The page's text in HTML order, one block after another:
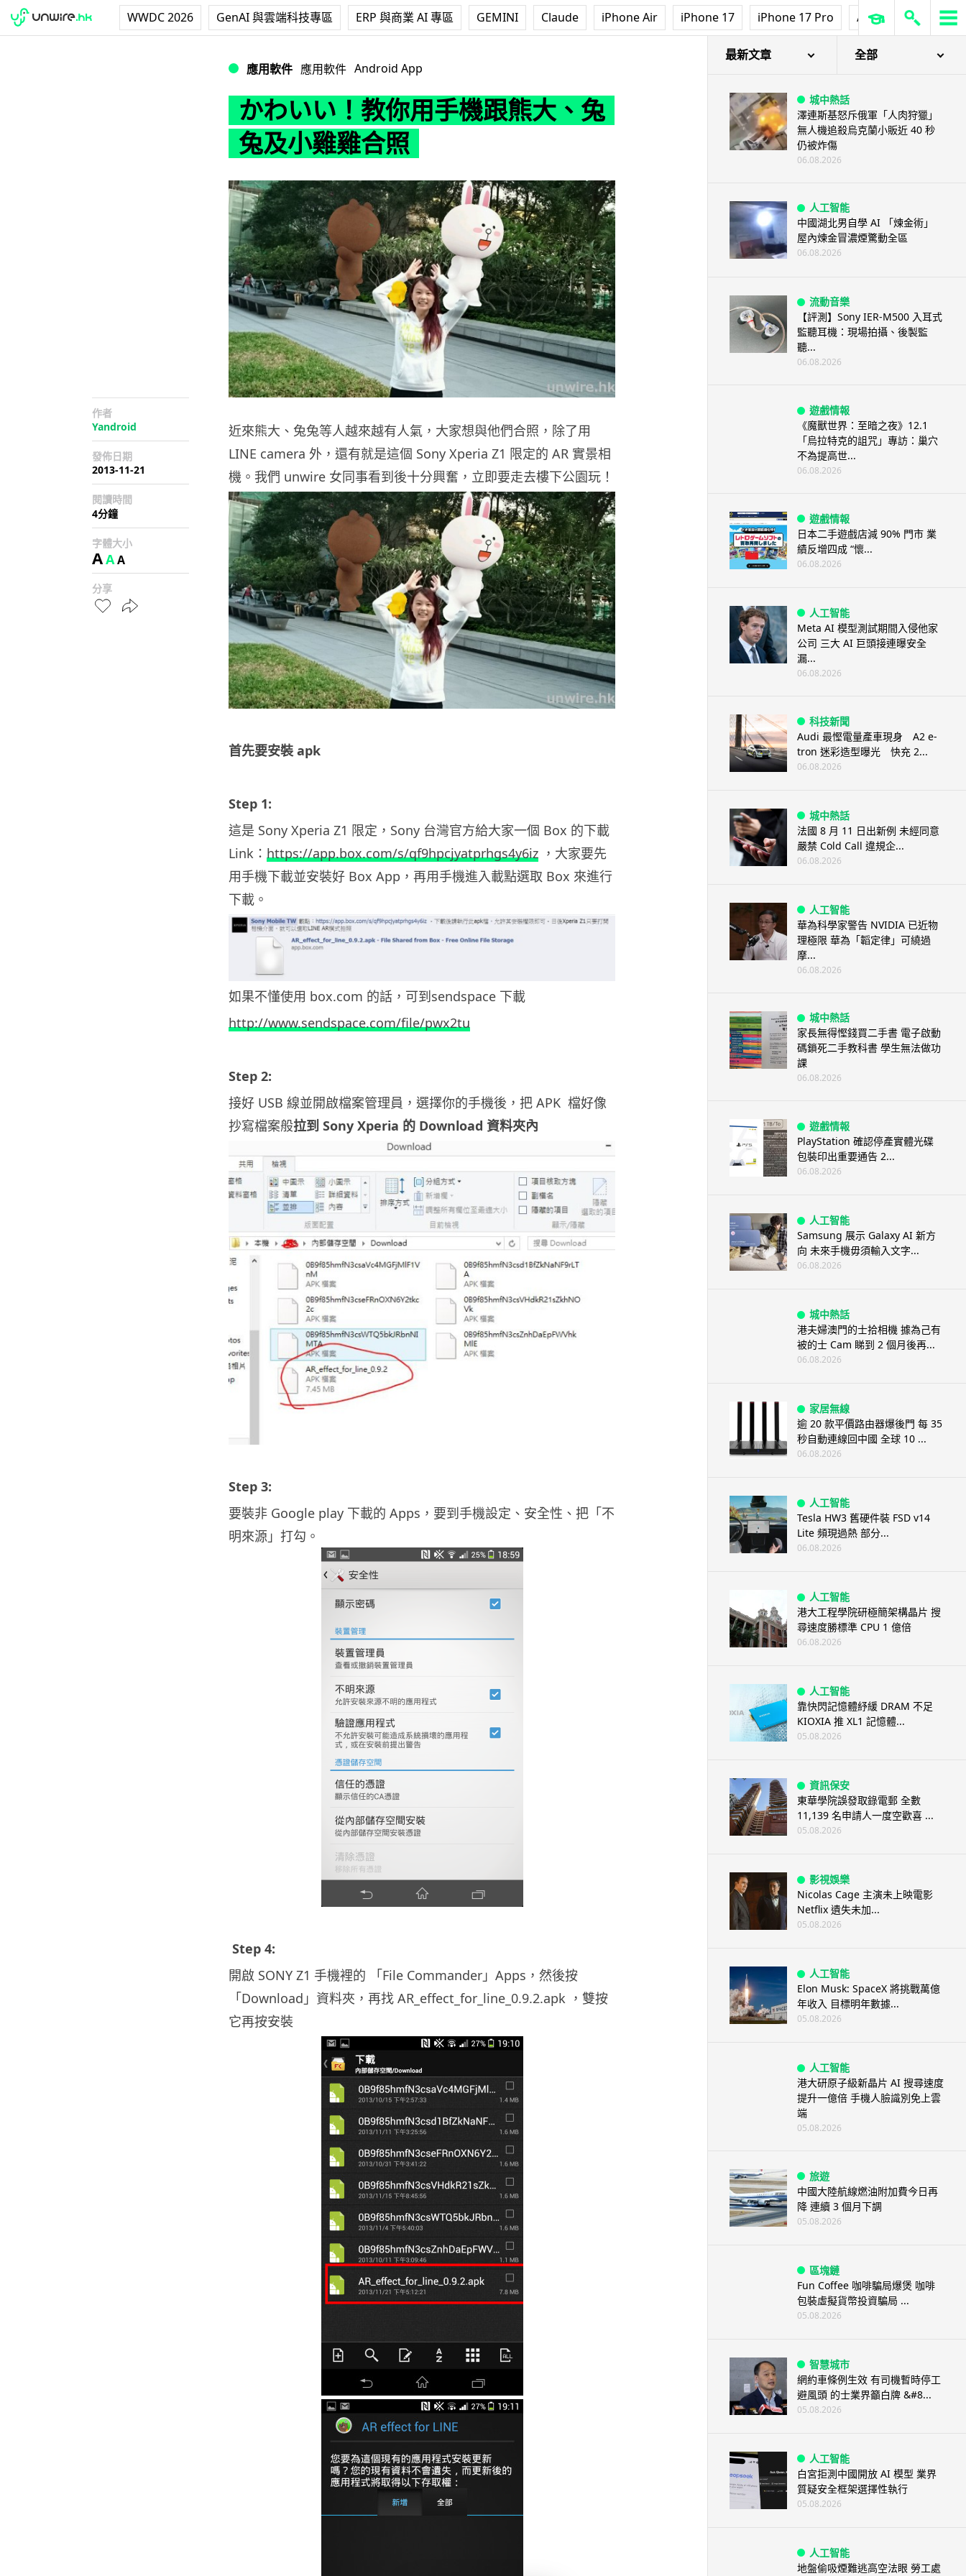
WWDC 2026 GenAI 與雲端科技專區 ERP 與商業 AI 專區 GEMINI Claude iPhone Air iPhone 17 iPhone 17 Pro AirPods Pro 3
應用軟件 應用軟件 Android App
かわいい！教你用手機跟熊大、兔
兔及小雞雞合照
作者
Yandroid
發佈日期
2013-11-21
閱讀時間
4分鐘
字體大小
AAA
分享
近來熊大、兔兔等人越來越有人氣，大家想與他們合照，除了用
LINE camera 外，還有就是這個 Sony Xperia Z1 限定的 AR 實景相
機。我們 unwire 女同事看到後十分興奮，立即要走去樓下公園玩！
首先要安裝 apk
Step 1:
這是 Sony Xperia Z1 限定，Sony 台灣官方給大家一個 Box 的下載
Link： https://app.box.com/s/qf9hpcjyatprhgs4y6iz ，大家要先
用手機下載並安裝好 Box App，再用手機進入載點選取 Box 來進行
下載。
如果不懂使用 box.com 的話，可到sendspace 下載
http://www.sendspace.com/file/pwx2tu
Step 2:
接好 USB 線並開啟檔案管理員，選擇你的手機後，把 APK 檔好像
抄寫檔案般拉到 Sony Xperia 的 Download 資料夾內
Step 3:
要裝非 Google play 下載的 Apps，要到手機設定、安全性、把「不
明來源」打勾。
Step 4:
開啟 SONY Z1 手機裡的 「File Commander」Apps，然後按
「Download」資料夾，再找 AR_effect_for_line_0.9.2.apk ，雙按
它再按安裝
最新文章 全部
城中熱話
澤連斯基怒斥俄軍「人肉狩獵」
無人機追殺烏克蘭小販近 40 秒
仍被炸傷
06.08.2026
人工智能
中國湖北男自學 AI 「煉金術」
屋內煉金冒濃煙驚動全區
06.08.2026
流動音樂
【評測】Sony IER-M500 入耳式
監聽耳機：現場拍攝、後製監
聽...
06.08.2026
遊戲情報
《魔獸世界：至暗之夜》12.1
「烏拉特克的詛咒」專訪：巢穴
不為提高世...
06.08.2026
遊戲情報
日本二手遊戲店減 90% 門市 業
績反增四成 “懷...
06.08.2026
人工智能
Meta AI 模型測試期間入侵他家
公司 三大 AI 巨頭接連曝安全
漏...
06.08.2026
科技新聞
Audi 最慳電量產車現身 A2 e-
tron 迷彩造型曝光 快充 2...
06.08.2026
城中熱話
法國 8 月 11 日出新例 未經同意
嚴禁 Cold Call 違規企...
06.08.2026
人工智能
華為科學家警告 NVIDIA 已近物
理極限 華為「韜定律」可繞過
摩...
06.08.2026
城中熱話
家長無得慳錢買二手書 電子啟動
碼鎖死二手教科書 學生無法做功
課
06.08.2026
遊戲情報
PlayStation 確認停產實體光碟
包裝印出重要通告 2...
06.08.2026
人工智能
Samsung 展示 Galaxy AI 新方
向 未來手機毋須輸入文字...
06.08.2026
城中熱話
港夫婦澳門的士拾相機 據為己有
被的士 Cam 睇到 2 個月後再...
06.08.2026
家居無線
逾 20 款平價路由器爆後門 每 35
秒自動連線回中國 全球 10 ...
06.08.2026
人工智能
Tesla HW3 舊硬件裝 FSD v14
Lite 頻現過熱 部分...
06.08.2026
人工智能
港大工程學院研極簡架構晶片 搜
尋速度勝標準 CPU 1 億倍
06.08.2026
人工智能
靠快閃記憶體紓緩 DRAM 不足
KIOXIA 推 XL1 記憶體...
05.08.2026
資訊保安
東華學院誤發取錄電郵 全數
11,139 名申請人一度空歡喜 ...
05.08.2026
影視娛樂
Nicolas Cage 主演未上映電影
Netflix 遺失未加...
05.08.2026
人工智能
Elon Musk: SpaceX 將挑戰萬億
年收入 目標明年數據...
05.08.2026
人工智能
港大研原子級新晶片 AI 搜尋速度
提升一億倍 手機人臉識別免上雲
端
05.08.2026
旅遊
中國大陸航線燃油附加費今日再
降 連續 3 個月下調
05.08.2026
區塊鏈
Fun Coffee 咖啡騙局爆煲 咖啡
包裝虛擬貨幣投資騙局 ...
05.08.2026
智慧城市
網約車條例生效 有司機暫時停工
避風頭 的士業界籲白牌 &#8...
05.08.2026
人工智能
白宮拒測中國開放 AI 模型 業界
質疑安全框架選擇性執行
05.08.2026
人工智能
地盤偷吸煙難逃高空法眼 勞工處